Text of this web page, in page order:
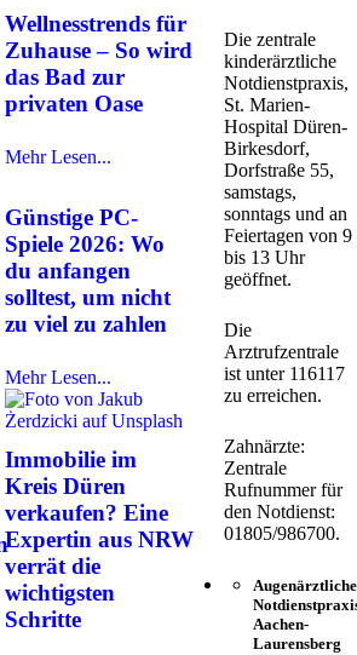
Wellnesstrends für
Zuhause – So wird
das Bad zur
privaten Oase
Mehr Lesen...
Günstige PC-
Spiele 2026: Wo
du anfangen
solltest, um nicht
zu viel zu zahlen
Mehr Lesen...
Immobilie im
Kreis Düren
verkaufen? Eine
Expertin aus NRW
verrät die
wichtigsten
Schritte
Die zentrale
kinderärztliche
Notdienstpraxis,
St. Marien-
Hospital Düren-
Birkesdorf,
Dorfstraße 55,
samstags,
sonntags und an
Feiertagen von 9
bis 13 Uhr
geöffnet.
Die
Arztrufzentrale
ist unter 116117
zu erreichen.
Zahnärzte:
Zentrale
Rufnummer für
den Notdienst:
01805/986700.
Augenärztliche
Aachen-
Laurensberg